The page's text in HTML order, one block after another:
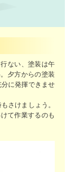
ない、塗装は午
夕方からの塗装
に発揮できませ
さけましょう。
て作業するのも